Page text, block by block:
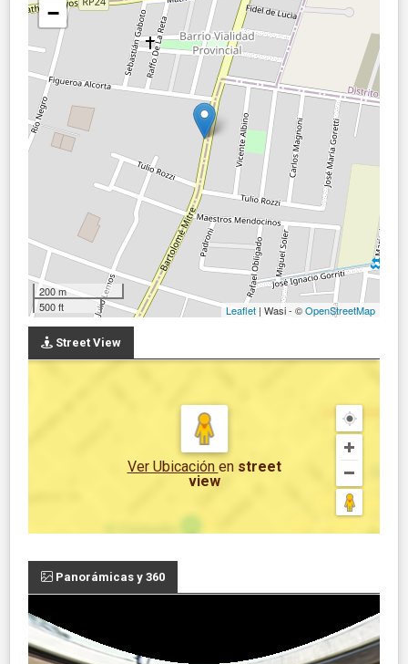
−
200 m
500 ft
Leaflet | Wasi - ©OpenStreetMap
Street View
Ver Ubicación en street
view
Panorámicas y 360